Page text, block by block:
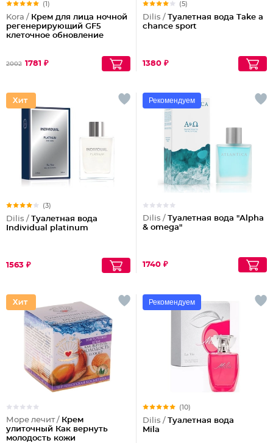
(1)
Kora / Крем для лица ночной
регенерирующий GF5
клеточное обновление
2002 1781 ₽
(5)
Dilis / Туалетная вода Take a
chance sport
1380 ₽
(3)
Dilis / Туалетная вода
Individual platinum
1563 ₽
Рекомендуем
Dilis / Туалетная вода "Alpha
& omega"
1740 ₽
Море лечит / Крем
улиточный Как вернуть
молодость кожи
Рекомендуем
(10)
Dilis / Туалетная вода
Mila